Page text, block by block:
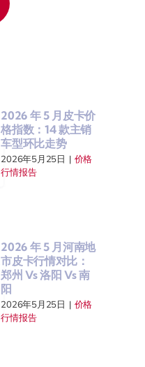
2026 年 5 月皮卡价
格指数：14 款主销
车型环比走势
2026年5月25日 | 价格
行情报告
2026 年 5 月河南地
市皮卡行情对比：
郑州 Vs 洛阳 Vs 南
阳
2026年5月25日 | 价格
行情报告